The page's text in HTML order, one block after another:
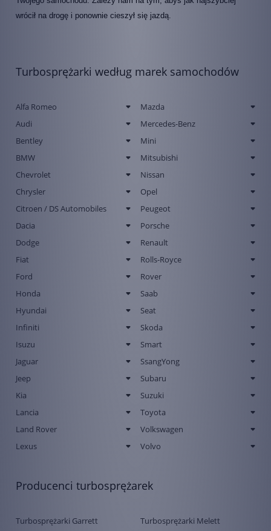
wrócił na drogę i ponownie cieszył się jazdą.
Turbosprężarki według marek samochodów
Alfa Romeo
Audi
Bentley
BMW
Chevrolet
Chrysler
Citroen / DS Automobiles
Dacia
Dodge
Fiat
Ford
Honda
Hyundai
Infiniti
Isuzu
Jaguar
Jeep
Kia
Lancia
Land Rover
Lexus
Mazda
Mercedes-Benz
Mini
Mitsubishi
Nissan
Opel
Peugeot
Porsche
Renault
Rolls-Royce
Rover
Saab
Seat
Skoda
Smart
SsangYong
Subaru
Suzuki
Toyota
Volkswagen
Volvo
Producenci turbosprężarek
Turbosprężarki Garrett
Turbosprężarki Melett